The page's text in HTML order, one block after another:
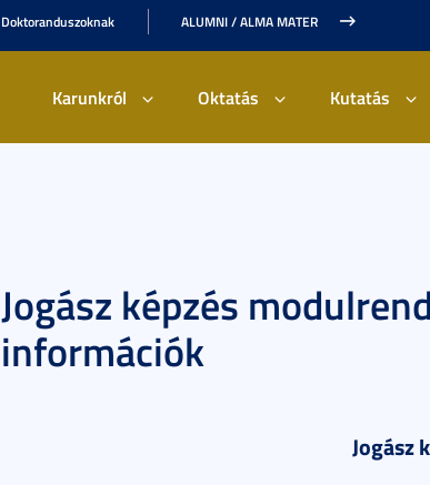
Doktoranduszoknak ALUMNI / ALMA MATER
Karunkról Oktatás Kutatás
Jogász képzés
információk
Jogász